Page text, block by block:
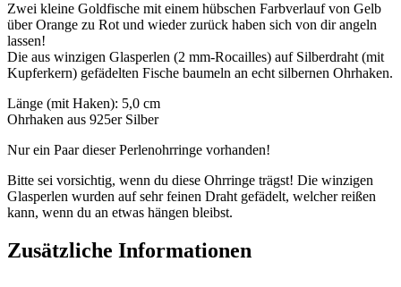
Zwei kleine Goldfische mit einem hübschen Farbverlauf von Gelb
über Orange zu Rot und wieder zurück haben sich von dir angeln
lassen!
Die aus winzigen Glasperlen (2 mm-Rocailles) auf Silberdraht (mit
Kupferkern) gefädelten Fische baumeln an echt silbernen Ohrhaken.
Länge (mit Haken): 5,0 cm
Ohrhaken aus 925er Silber
Nur ein Paar dieser Perlenohrringe vorhanden!
Bitte sei vorsichtig, wenn du diese Ohrringe trägst! Die winzigen
Glasperlen wurden auf sehr feinen Draht gefädelt, welcher reißen
kann, wenn du an etwas hängen bleibst.
Zusätzliche Informationen